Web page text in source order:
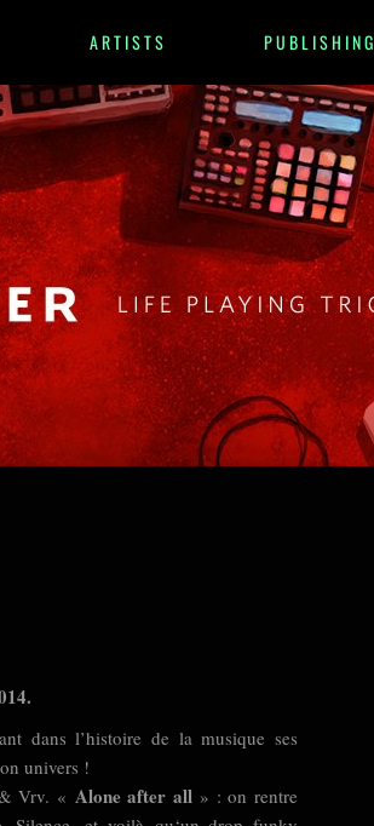
ARTISTS PUBLISHING
dans l’histoire de la musique ses
univers !
Vrv. « Alone after all» : on rentre